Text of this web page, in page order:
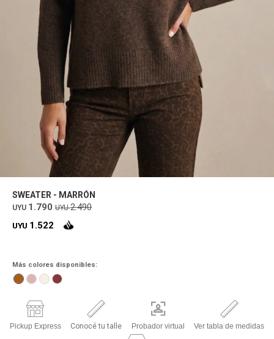
SWEATER - MARRÓN
UYU 1.790 UYU 2.490
UYU 1.522
Más colores disponibles:
Pickup Express Conocé tu talle Probador virtual Ver tabla de medidas